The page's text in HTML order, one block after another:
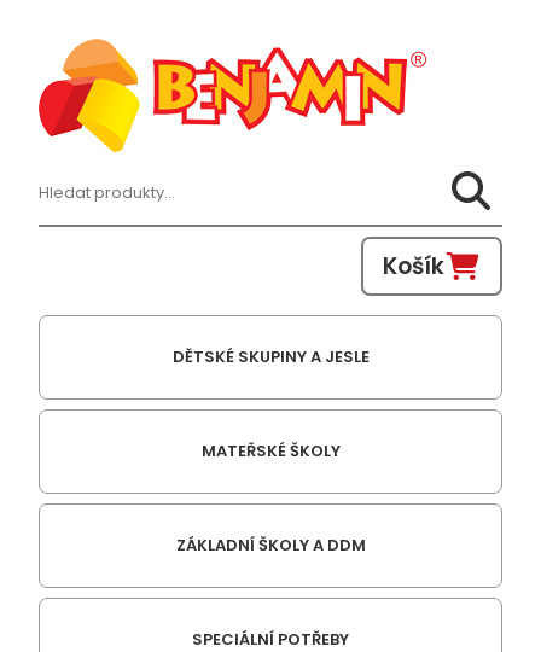
Hledat:
Košík
DĚTSKÉ SKUPINY A JESLE
MATEŘSKÉ ŠKOLY
ZÁKLADNÍ ŠKOLY A DDM
SPECIÁLNÍ POTŘEBY